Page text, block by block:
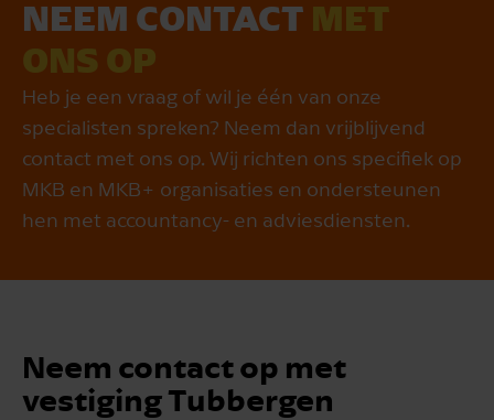
NEEM CONTACT MET
ONS OP
Heb je een vraag of wil je één van onze
specialisten spreken? Neem dan vrijblijvend
contact met ons op. Wij richten ons specifiek op
MKB en MKB+ organisaties en ondersteunen
hen met accountancy- en adviesdiensten.
Neem contact op met
vestiging Tubbergen